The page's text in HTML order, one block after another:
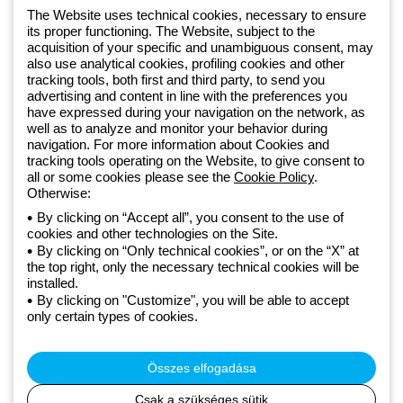
Since 2025, Beghelli has been part of the GEWISS Group, within the
GEWISS LightZone ecosystem, where we develop integrated
lighting solutions that transform complexity into simplicity, supporting
professionals and end users in meeting their needs. Discover more
about GEWISS
Adatvédelmi szabályzat
Cookie szabályzat
Általános szerződési feltételek
Minden szabályzat
Accessibility
Credits
to the direction and coordination of Gewiss S.p.A. - P.IVA (IT)
00666341201 - Registered in the Register of Companies of
The Website uses technical cookies, necessary to ensure
its proper functioning. The Website, subject to the
acquisition of your specific and unambiguous consent, may
also use analytical cookies, profiling cookies and other
tracking tools, both first and third party, to send you
advertising and content in line with the preferences you
have expressed during your navigation on the network, as
well as to analyze and monitor your behavior during
navigation. For more information about Cookies and
tracking tools operating on the Website, to give consent to
all or some cookies please see the Cookie Policy.
Otherwise:
By clicking on “Accept all”, you consent to the use of
cookies and other technologies on the Site.
By clicking on “Only technical cookies”, or on the “X” at
the top right, only the necessary technical cookies will be
installed.
By clicking on "Customize", you will be able to accept
only certain types of cookies.
Összes elfogadása
Csak a szükséges sütik